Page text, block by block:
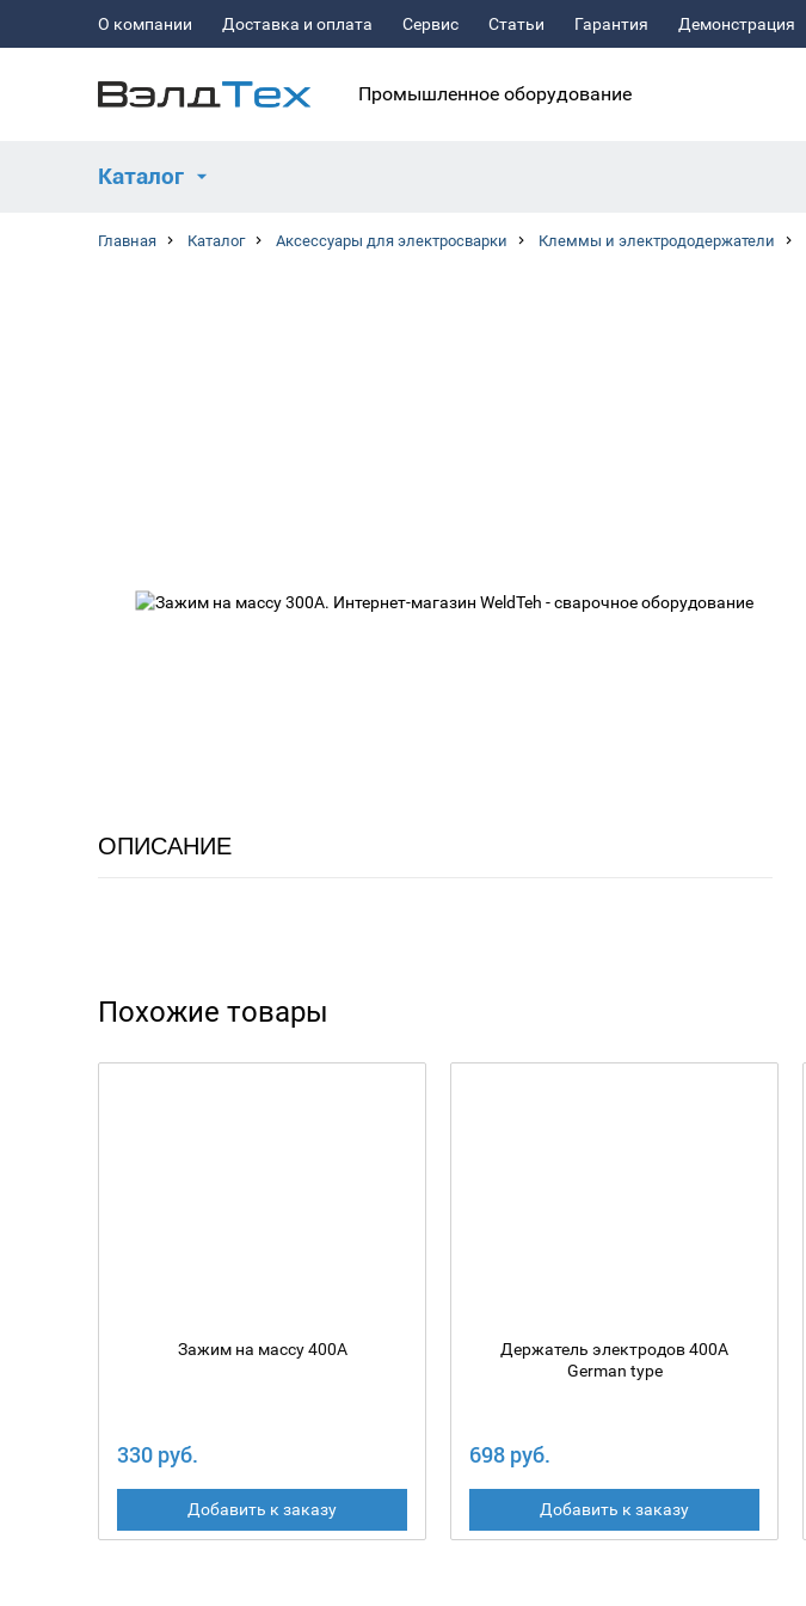
О компании Доставка и оплата Сервис Статьи Гарантия Демонстрация
Промышленное оборудование
Каталог
Главная Каталог Аксессуары для электросварки Клеммы и электрододержатели
ОПИСАНИЕ
Похожие товары
Зажим на массу 400А
330 руб.
Добавить к заказу
Держатель электродов 400А
German type
698 руб.
Добавить к заказу